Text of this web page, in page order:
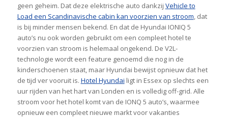
geen geheim. Dat deze elektrische auto dankzij Vehicle to
Load een Scandinavische cabin kan voorzien van stroom, dat
is bij minder mensen bekend. En dat de Hyundai IONIQ 5
auto’s nu ook worden gebruikt om een compleet hotel te
voorzien van stroom is helemaal ongekend. De V2L-
technologie wordt een feature genoemd die nog in de
kinderschoenen staat, maar Hyundai bewijst opnieuw dat het
de tijd ver vooruit is. Hotel Hyundai ligt in Essex op slechts een
uur rijden van het hart van Londen en is volledig off-grid. Alle
stroom voor het hotel komt van de IONQ 5 auto’s, waarmee
opnieuw een compleet nieuwe markt voor vakanties